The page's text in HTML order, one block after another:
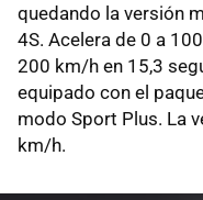
quedando la versión
4S. Acelera de 0 a
200 km/h en 15,3
equipado con el
modo Sport Plus. La
km/h.